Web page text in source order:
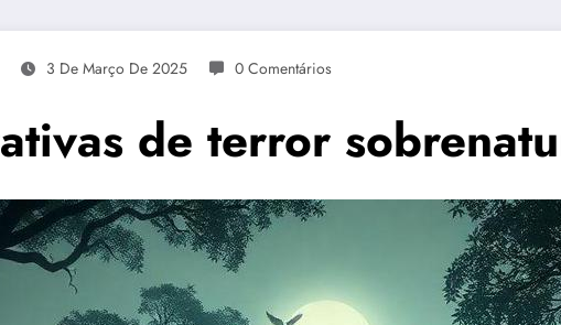
3 De Março De 2025 0 Comentários
de terror